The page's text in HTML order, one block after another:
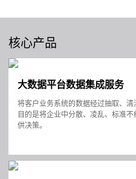
核心产品
大数据平台数据集成服务
将客户业务系统的数据经过抽取、清
目的是将企业中分散、凌乱、标准
供决策。